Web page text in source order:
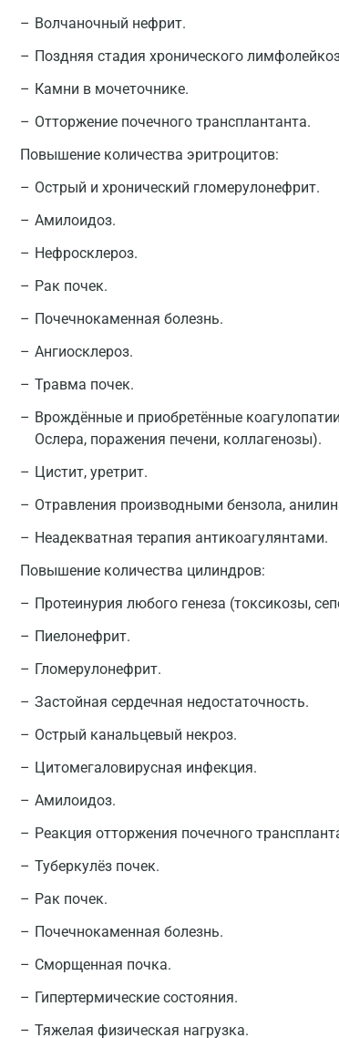
Волчаночный нефрит.
Поздняя стадия хронического
Камни в мочеточнике.
Отторжение почечного трансплантанта.
Повышение количества эритроцитов:
Острый и хронический гломерулонефрит.
Амилоидоз.
Нефросклероз.
Рак почек.
Почечнокаменная болезнь.
Ангиосклероз.
Травма почек.
Врождённые и приобретённые
Ослера, поражения печени, коллагенозы).
Цистит, уретрит.
Отравления производными бензола,
Неадекватная терапия антикоагулянтами.
Повышение количества цилиндров:
Протеинурия любого генеза (токсикозы,
Пиелонефрит.
Гломерулонефрит.
Застойная сердечная недостаточность.
Острый канальцевый некроз.
Цитомегаловирусная инфекция.
Амилоидоз.
Реакция отторжения почечного
Туберкулёз почек.
Рак почек.
Почечнокаменная болезнь.
Сморщенная почка.
Гипертермические состояния.
Тяжелая физическая нагрузка.